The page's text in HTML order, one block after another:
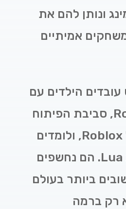
ונותן להם את
אמיתיים
הילדים עם
, סביבת הפיתוח
המקצועית של Roblox, ולומדים
Lua. הם נחשפים
ביותר בעולם
רק ברמה